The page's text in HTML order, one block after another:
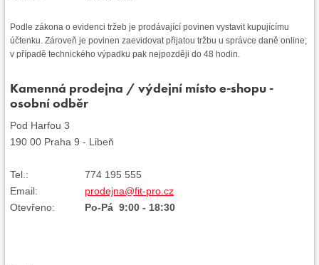
Podle zákona o evidenci tržeb je prodávající povinen vystavit kupujícímu
účtenku. Zároveň je povinen zaevidovat přijatou tržbu u správce daně online;
v případě technického výpadku pak nejpozději do 48 hodin.
Kamenná prodejna / výdejní místo e-shopu -
osobní odběr
Pod Harfou 3
190 00 Praha 9 - Libeň
Tel.:
774 195 555
Email:
prodejna@fit-pro.cz
Otevřeno:
Po-Pá 9:00 - 18:30